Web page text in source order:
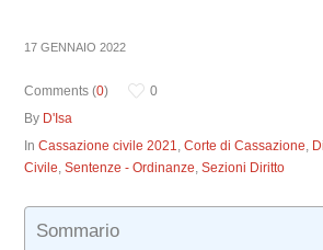
17 GENNAIO 2022
Comments (0)
0
By D'Isa
InCassazione civile 2021,Corte di Cassazione,
Civile,Sentenze - Ordinanze,Sezioni Diritto
Sommario